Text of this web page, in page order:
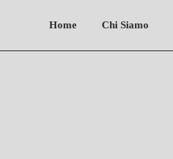
Home Chi Siamo